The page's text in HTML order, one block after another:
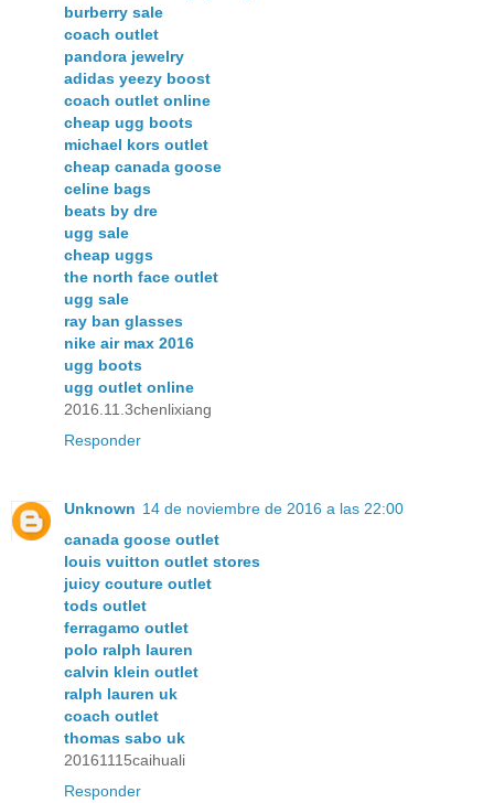
burberry sale
coach outlet
pandora jewelry
adidas yeezy boost
coach outlet online
cheap ugg boots
michael kors outlet
cheap canada goose
celine bags
beats by dre
ugg sale
cheap uggs
the north face outlet
ugg sale
ray ban glasses
nike air max 2016
ugg boots
ugg outlet online
2016.11.3chenlixiang
Responder
Unknown 14 de noviembre de 2016 a las 22:00
canada goose outlet
louis vuitton outlet stores
juicy couture outlet
tods outlet
ferragamo outlet
polo ralph lauren
calvin klein outlet
ralph lauren uk
coach outlet
thomas sabo uk
20161115caihuali
Responder